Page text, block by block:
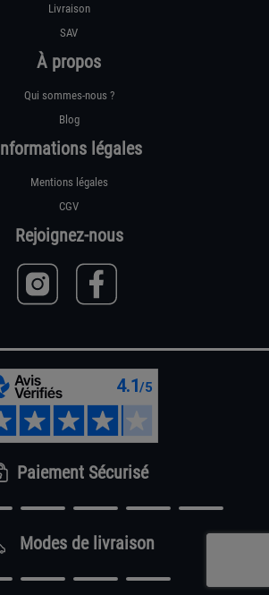
Livraison
SAV
À propos
Qui sommes-nous ?
Blog
Informations légales
Mentions légales
CGV
Rejoignez-nous
Paiement Sécurisé
Modes de livraison